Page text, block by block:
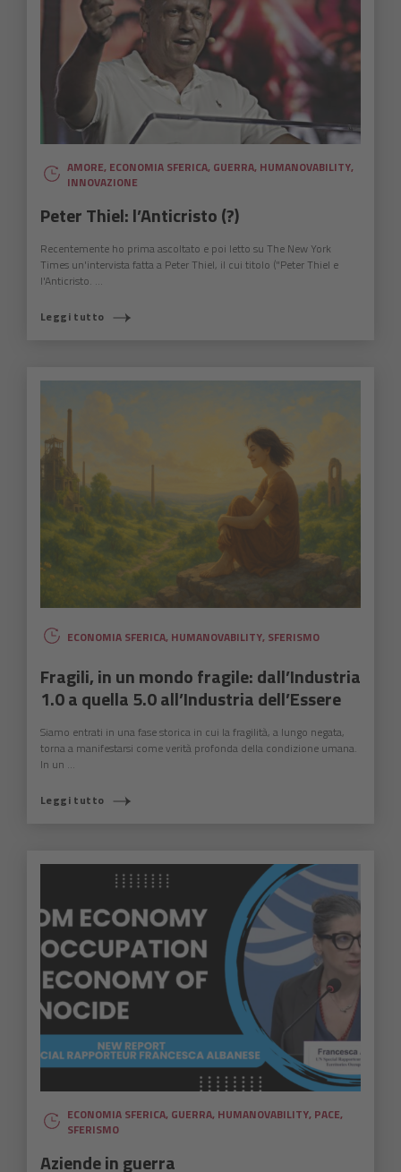
AMORE, ECONOMIA SFERICA, GUERRA, HUMANOVABILITY,
INNOVAZIONE
Peter Thiel: l’Anticristo (?)
Recentemente ho prima ascoltato e poi letto su The New York
Times un'intervista fatta a Peter Thiel, il cui titolo ("Peter Thiel e
l'Anticristo. ...
Leggi tutto
ECONOMIA SFERICA, HUMANOVABILITY, SFERISMO
Fragili, in un mondo fragile: dall’Industria
1.0 a quella 5.0 all’Industria dell’Essere
Siamo entrati in una fase storica in cui la fragilità, a lungo negata,
torna a manifestarsi come verità profonda della condizione umana.
In un ...
Leggi tutto
ECONOMIA SFERICA, GUERRA, HUMANOVABILITY, PACE,
SFERISMO
Aziende in guerra